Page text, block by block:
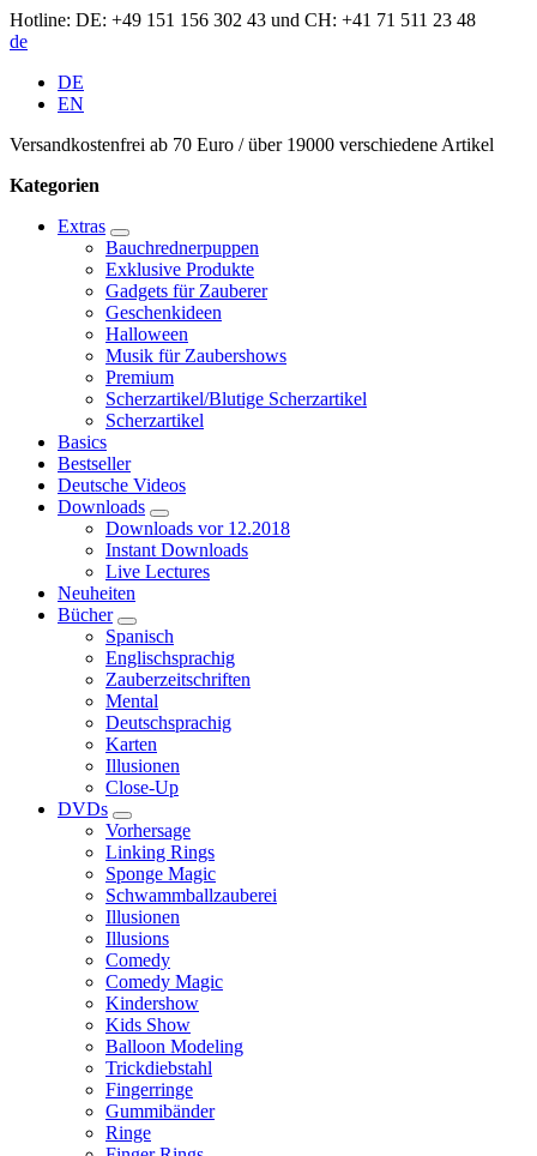
Hotline: DE: +49 151 156 302 43 und CH: +41 71 511 23 48
de
DE
EN
Versandkostenfrei ab 70 Euro / über 19000 verschiedene Artikel
Kategorien
Extras
Bauchrednerpuppen
Exklusive Produkte
Gadgets für Zauberer
Geschenkideen
Halloween
Musik für Zaubershows
Premium
Scherzartikel/Blutige Scherzartikel
Scherzartikel
Basics
Bestseller
Deutsche Videos
Downloads
Downloads vor 12.2018
Instant Downloads
Live Lectures
Neuheiten
Bücher
Spanisch
Englischsprachig
Zauberzeitschriften
Mental
Deutschsprachig
Karten
Illusionen
Close-Up
DVDs
Vorhersage
Linking Rings
Sponge Magic
Schwammballzauberei
Illusionen
Illusions
Comedy
Comedy Magic
Kindershow
Kids Show
Balloon Modeling
Trickdiebstahl
Fingerringe
Gummibänder
Ringe